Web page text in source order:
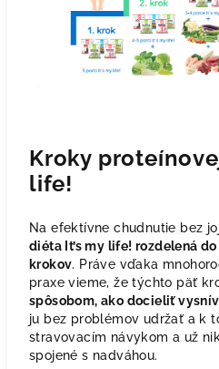
Kroky
life!
Na efektívne chudnutie bez
diéta It’s my life! rozdelená
krokov. Práve vďaka
praxe vieme, že týchto päť
spôsobom, ako docieliť
ju bez problémov udržať a k
stravovacím návykom a už
spojené s nadváhou.